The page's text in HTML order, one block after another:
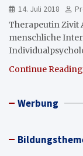
14. Juli 2018
Therapeutin Zivit
menschliche
Continue Reading
Werbung